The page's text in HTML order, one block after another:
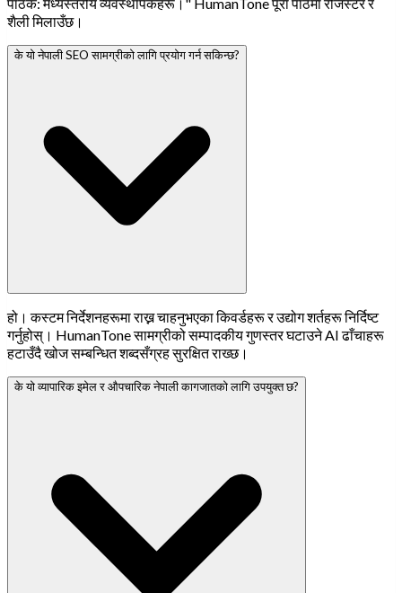
शैली मिलाउँछ।
के यो नेपाली SEO सामग्रीको लागि प्रयोग गर्न सकिन्छ?
हो। कस्टम निर्देशनहरूमा राख्न चाहनुभएका किवर्डहरू र उद्योग शर्तहरू निर्दिष्ट
गर्नुहोस्। HumanTone सामग्रीको सम्पादकीय गुणस्तर घटाउने AI ढाँचाहरू
हटाउँदै खोज सम्बन्धित शब्दसँग्रह सुरक्षित राख्छ।
के यो व्यापारिक इमेल र औपचारिक नेपाली कागजातको लागि उपयुक्त छ?